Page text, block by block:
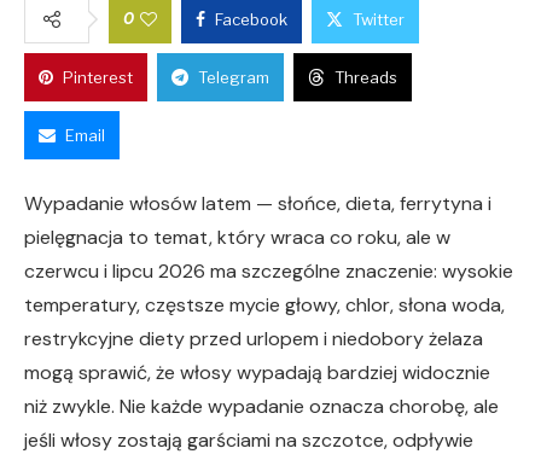
0 Facebook Twitter
Pinterest Telegram Threads
Email
Wypadanie włosów latem — słońce, dieta, ferrytyna i
pielęgnacja to temat, który wraca co roku, ale w
czerwcu i lipcu 2026 ma szczególne znaczenie: wysokie
temperatury, częstsze mycie głowy, chlor, słona woda,
restrykcyjne diety przed urlopem i niedobory żelaza
mogą sprawić, że włosy wypadają bardziej widocznie
niż zwykle. Nie każde wypadanie oznacza chorobę, ale
jeśli włosy zostają garściami na szczotce, odpływie